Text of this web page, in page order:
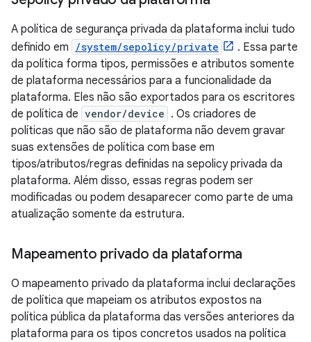
A política de segurança privada da plataforma inclui tudo
definido em
/system/sepolicy/private
. Essa parte
da política forma tipos, permissões e atributos somente
de plataforma necessários para a funcionalidade da
plataforma. Eles não são exportados para os escritores
de política de vendor/device . Os criadores de
políticas que não são de plataforma não devem gravar
suas extensões de política com base em
tipos/atributos/regras definidas na sepolicy privada da
plataforma. Além disso, essas regras podem ser
modificadas ou podem desaparecer como parte de uma
atualização somente da estrutura.
Mapeamento privado da plataforma
O mapeamento privado da plataforma inclui declarações
de política que mapeiam os atributos expostos na
política pública da plataforma das versões anteriores da
plataforma para os tipos concretos usados ​​na política